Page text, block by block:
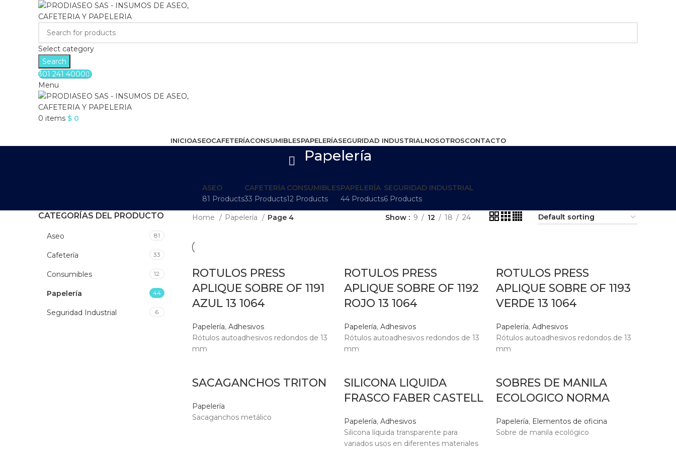
Select category
Search
301 241 4000
Menu
0 items $ 0
INICIOASEOCAFETERÍACONSUMIBLESPAPELERÍASEGURIDAD INDUSTRIALNOSOTROSCONTACTO
Papelería
ASEO
81 Products
CAFETERÍA
33 Products
CONSUMIBLES
12 Products
PAPELERÍA
44 Products
SEGURIDAD INDUSTRIAL
6 Products
CATEGORÍAS DEL PRODUCTO
Aseo 81
Cafetería 33
Consumibles 12
Papelería 44
Seguridad Industrial 6
Home Papelería Page 4 Show 9 12 18 24
ROTULOS PRESS
APLIQUE SOBRE OF 1191
AZUL 13 1064
Papelería, Adhesivos
Rótulos autoadhesivos redondos de 13
mm
ROTULOS PRESS
APLIQUE SOBRE OF 1192
ROJO 13 1064
Papelería, Adhesivos
Rótulos autoadhesivos redondos de 13
mm
ROTULOS PRESS
APLIQUE SOBRE OF 1193
VERDE 13 1064
Papelería, Adhesivos
Rótulos autoadhesivos redondos de 13
mm
SACAGANCHOS TRITON
Papelería
Sacaganchos metálico
SILICONA LIQUIDA
FRASCO FABER CASTELL
Papelería, Adhesivos
Silicona líquida transparente para
variados usos en diferentes materiales
SOBRES DE MANILA
ECOLOGICO NORMA
Papelería, Elementos de oficina
Sobre de manila ecológico